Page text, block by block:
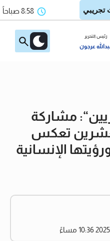
8:58 صباحاً
رئيس التحرير
عرجون
مشاركة
تعكس
الإنسانية